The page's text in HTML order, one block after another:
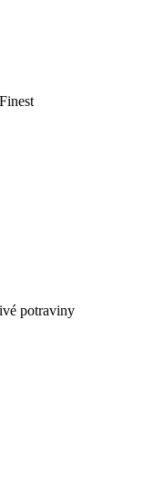
potraviny